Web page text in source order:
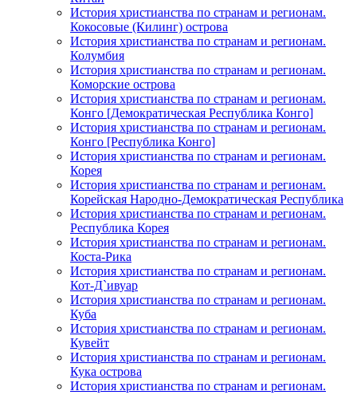
История христианства по странам и регионам.
Кокосовые (Килинг) острова
История христианства по странам и регионам.
Колумбия
История христианства по странам и регионам.
Коморские острова
История христианства по странам и регионам.
Конго [Демократическая Республика Конго]
История христианства по странам и регионам.
Конго [Республика Конго]
История христианства по странам и регионам.
Корея
История христианства по странам и регионам.
Корейская Народно-Демократическая Республика
История христианства по странам и регионам.
Республика Корея
История христианства по странам и регионам.
Коста-Рика
История христианства по странам и регионам.
Кот-Д`ивуар
История христианства по странам и регионам.
Куба
История христианства по странам и регионам.
Кувейт
История христианства по странам и регионам.
Кука острова
История христианства по странам и регионам.